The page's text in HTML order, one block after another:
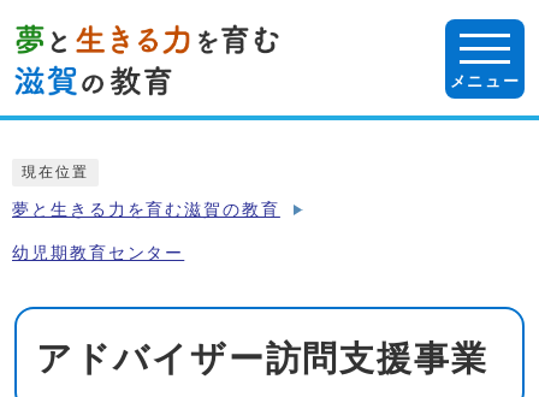
メニュー
現在位置
夢と生きる力を育む滋賀の教育
幼児期教育センター
アドバイザー訪問支援事業